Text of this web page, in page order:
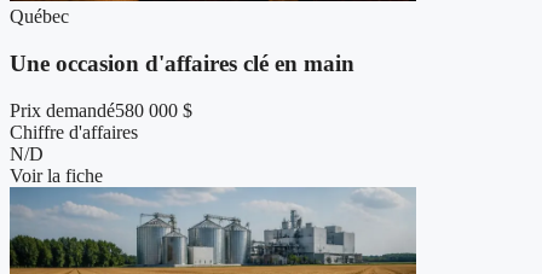
Québec
Une occasion d'affaires clé en main
Prix demandé580 000 $
Chiffre d'affaires
N/D
Voir la fiche